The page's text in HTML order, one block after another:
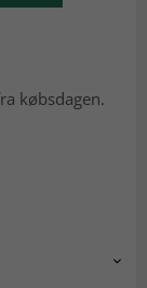
købsdagen.